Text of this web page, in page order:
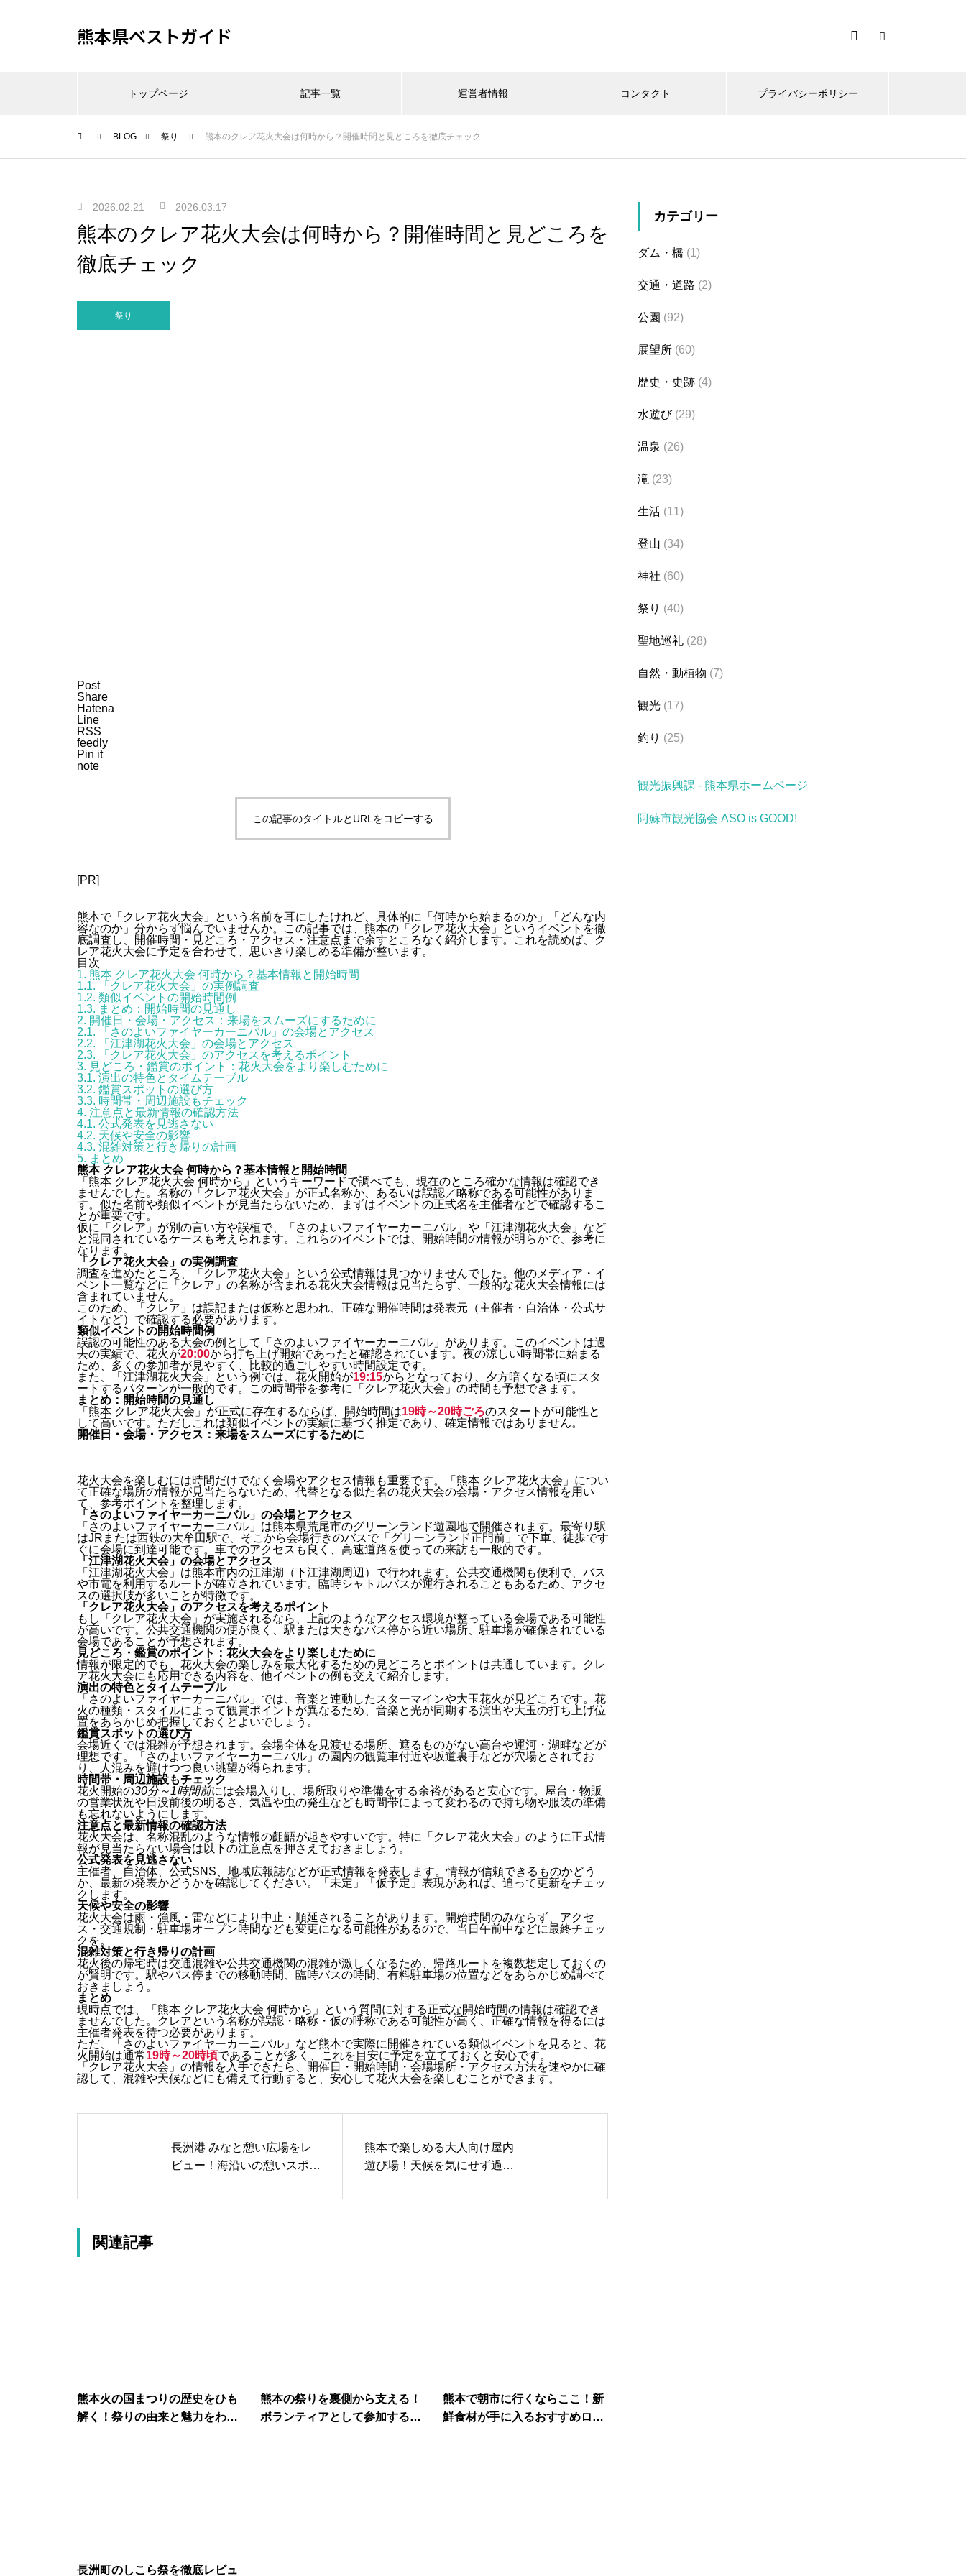
熊本県ベストガイド
トップページ 記事一覧 運営者情報 コンタクト プライバシーポリシー
BLOG 祭り 熊本のクレア花火大会は何時から？開催時間と見どころを徹底チェック
2026.02.21 2026.03.17
熊本のクレア花火大会は何時から？開催時間と見どころを
徹底チェック
祭り
Post
Share
Hatena
Line
RSS
feedly
Pin it
note
この記事のタイトルとURLをコピーする
[PR]
熊本で「クレア花火大会」という名前を耳にしたけれど、具体的に「何時から始まるのか」「どんな内
容なのか」分からず悩んでいませんか。この記事では、熊本の「クレア花火大会」というイベントを徹
底調査し、開催時間・見どころ・アクセス・注意点まで余すところなく紹介します。これを読めば、ク
レア花火大会に予定を合わせて、思いきり楽しめる準備が整います。
目次
1. 熊本 クレア花火大会 何時から？基本情報と開始時間
1.1. 「クレア花火大会」の実例調査
1.2. 類似イベントの開始時間例
1.3. まとめ：開始時間の見通し
2. 開催日・会場・アクセス：来場をスムーズにするために
2.1. 「さのよいファイヤーカーニバル」の会場とアクセス
2.2. 「江津湖花火大会」の会場とアクセス
2.3. 「クレア花火大会」のアクセスを考えるポイント
3. 見どころ・鑑賞のポイント：花火大会をより楽しむために
3.1. 演出の特色とタイムテーブル
3.2. 鑑賞スポットの選び方
3.3. 時間帯・周辺施設もチェック
4. 注意点と最新情報の確認方法
4.1. 公式発表を見逃さない
4.2. 天候や安全の影響
4.3. 混雑対策と行き帰りの計画
5. まとめ
熊本 クレア花火大会 何時から？基本情報と開始時間
「熊本 クレア花火大会 何時から」というキーワードで調べても、現在のところ確かな情報は確認でき
ませんでした。名称の「クレア花火大会」が正式名称か、あるいは誤認／略称である可能性がありま
す。似た名前や類似イベントが見当たらないため、まずはイベントの正式名を主催者などで確認するこ
とが重要です。
仮に「クレア」が別の言い方や誤植で、「さのよいファイヤーカーニバル」や「江津湖花火大会」など
と混同されているケースも考えられます。これらのイベントでは、開始時間の情報が明らかで、参考に
なります。
「クレア花火大会」の実例調査
調査を進めたところ、「クレア花火大会」という公式情報は見つかりませんでした。他のメディア・イ
ベント一覧などに「クレア」の名称が含まれる花火大会情報は見当たらず、一般的な花火大会情報には
含まれていません。
このため、「クレア」は誤記または仮称と思われ、正確な開催時間は発表元（主催者・自治体・公式サ
イトなど）で確認する必要があります。
類似イベントの開始時間例
誤認の可能性のある大会の例として「さのよいファイヤーカーニバル」があります。このイベントは過
去の実績で、花火が20:00から打ち上げ開始であったと確認されています。夜の涼しい時間帯に始まる
ため、多くの参加者が見やすく、比較的過ごしやすい時間設定です。
また、「江津湖花火大会」という例では、花火開始が19:15からとなっており、夕方暗くなる頃にスタ
ートするパターンが一般的です。この時間帯を参考に「クレア花火大会」の時間も予想できます。
まとめ：開始時間の見通し
「熊本 クレア花火大会」が正式に存在するならば、開始時間は19時～20時ごろのスタートが可能性と
して高いです。ただしこれは類似イベントの実績に基づく推定であり、確定情報ではありません。
開催日・会場・アクセス：来場をスムーズにするために
花火大会を楽しむには時間だけでなく会場やアクセス情報も重要です。「熊本 クレア花火大会」につい
て正確な場所の情報が見当たらないため、代替となる似た名の花火大会の会場・アクセス情報を用い
て、参考ポイントを整理します。
「さのよいファイヤーカーニバル」の会場とアクセス
「さのよいファイヤーカーニバル」は熊本県荒尾市のグリーンランド遊園地で開催されます。最寄り駅
はJRまたは西鉄の大牟田駅で、そこから会場行きのバスで「グリーンランド正門前」で下車、徒歩です
ぐに会場に到達可能です。車でのアクセスも良く、高速道路を使っての来訪も一般的です。
「江津湖花火大会」の会場とアクセス
「江津湖花火大会」は熊本市内の江津湖（下江津湖周辺）で行われます。公共交通機関も便利で、バス
や市電を利用するルートが確立されています。臨時シャトルバスが運行されることもあるため、アクセ
スの選択肢が多いことが特徴です。
「クレア花火大会」のアクセスを考えるポイント
もし「クレア花火大会」が実施されるなら、上記のようなアクセス環境が整っている会場である可能性
が高いです。公共交通機関の便が良く、駅または大きなバス停から近い場所、駐車場が確保されている
会場であることが予想されます。
見どころ・鑑賞のポイント：花火大会をより楽しむために
情報が限定的でも、花火大会の楽しみを最大化するための見どころとポイントは共通しています。クレ
ア花火大会にも応用できる内容を、他イベントの例も交えて紹介します。
演出の特色とタイムテーブル
「さのよいファイヤーカーニバル」では、音楽と連動したスターマインや大玉花火が見どころです。花
火の種類・スタイルによって観賞ポイントが異なるため、音楽と光が同期する演出や大玉の打ち上げ位
置をあらかじめ把握しておくとよいでしょう。
鑑賞スポットの選び方
会場近くでは混雑が予想されます。会場全体を見渡せる場所、遮るものがない高台や運河・湖畔などが
理想です。「さのよいファイヤーカーニバル」の園内の観覧車付近や坂道裏手などが穴場とされてお
り、人混みを避けつつ良い眺望が得られます。
時間帯・周辺施設もチェック
花火開始の30分～1時間前には会場入りし、場所取りや準備をする余裕があると安心です。屋台・物販
の営業状況や日没前後の明るさ、気温や虫の発生なども時間帯によって変わるので持ち物や服装の準備
も忘れないようにします。
注意点と最新情報の確認方法
花火大会は、名称混乱のような情報の齟齬が起きやすいです。特に「クレア花火大会」のように正式情
報が見当たらない場合は以下の注意点を押さえておきましょう。
公式発表を見逃さない
主催者、自治体、公式SNS、地域広報誌などが正式情報を発表します。情報が信頼できるものかどう
か、最新の発表かどうかを確認してください。「未定」「仮予定」表現があれば、追って更新をチェッ
クします。
天候や安全の影響
花火大会は雨・強風・雷などにより中止・順延されることがあります。開始時間のみならず、アクセ
ス・交通規制・駐車場オープン時間なども変更になる可能性があるので、当日午前中などに最終チェッ
クを。
混雑対策と行き帰りの計画
花火後の帰宅時は交通混雑や公共交通機関の混雑が激しくなるため、帰路ルートを複数想定しておくの
が賢明です。駅やバス停までの移動時間、臨時バスの時間、有料駐車場の位置などをあらかじめ調べて
おきましょう。
まとめ
現時点では、「熊本 クレア花火大会 何時から」という質問に対する正式な開始時間の情報は確認でき
ませんでした。クレアという名称が誤認・略称・仮の呼称である可能性が高く、正確な情報を得るには
主催者発表を待つ必要があります。
ただ、「さのよいファイヤーカーニバル」など熊本で実際に開催されている類似イベントを見ると、花
火開始は通常19時～20時頃であることが多く、これを目安に予定を立てておくと安心です。
「クレア花火大会」の情報を入手できたら、開催日・開始時間・会場場所・アクセス方法を速やかに確
認して、混雑や天候などにも備えて行動すると、安心して花火大会を楽しむことができます。
長洲港 みなと憩い広場をレ
ビュー！海沿いの憩いスポッ
熊本で楽しめる大人向け屋内
遊び場！天候を気にせず過ご
関連記事
熊本火の国まつりの歴史をひも
解く！祭りの由来と魅力をわか
熊本の祭りを裏側から支える！
ボランティアとして参加する方
熊本で朝市に行くならここ！新
鮮食材が手に入るおすすめロー
長洲町のしこら祭を徹底レビュ
カテゴリー
ダム・橋 (1)
交通・道路 (2)
公園 (92)
展望所 (60)
歴史・史跡 (4)
水遊び(29)
温泉 (26)
滝 (23)
生活 (11)
登山 (34)
神社 (60)
祭り (40)
聖地巡礼 (28)
自然・動植物 (7)
観光 (17)
釣り (25)
観光振興課 - 熊本県ホームページ
阿蘇市観光協会 ASO is GOOD!